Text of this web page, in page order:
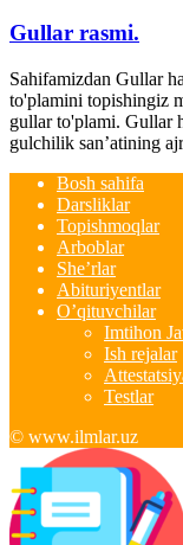
Gullar rasmi.
Sahifamizdan Gullar
to'plamini topishingiz
gullar to'plami. Gullar
gulchilik san’atining
Bosh sahifa
Darsliklar
Topishmoqlar
Arboblar
She’rlar
Abituriyentlar
O’qituvchilar
Imtihon
Ish rejalar
Testlar
© www.ilmlar.uz